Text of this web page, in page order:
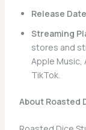
Release
Streaming
stores and
Apple Music,
TikTok.
About Roasted